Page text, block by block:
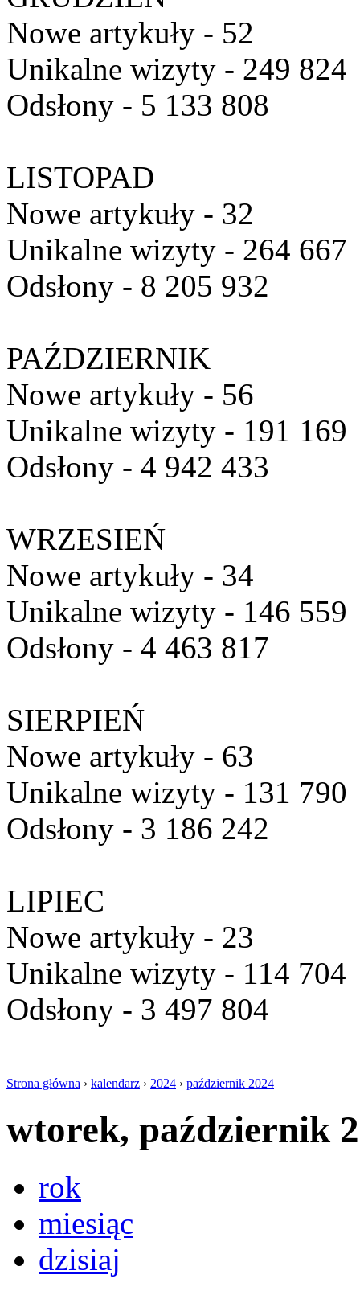
Nowe artykuły - 52
Unikalne wizyty - 249 824
Odsłony - 5 133 808
LISTOPAD
Nowe artykuły - 32
Unikalne wizyty - 264 667
Odsłony - 8 205 932
PAŹDZIERNIK
Nowe artykuły - 56
Unikalne wizyty - 191 169
Odsłony - 4 942 433
WRZESIEŃ
Nowe artykuły - 34
Unikalne wizyty - 146 559
Odsłony - 4 463 817
SIERPIEŃ
Nowe artykuły - 63
Unikalne wizyty - 131 790
Odsłony - 3 186 242
LIPIEC
Nowe artykuły - 23
Unikalne wizyty - 114 704
Odsłony - 3 497 804
Strona główna › kalendarz › 2024 › październik 2024
wtorek, październik
rok
miesiąc
dzisiaj